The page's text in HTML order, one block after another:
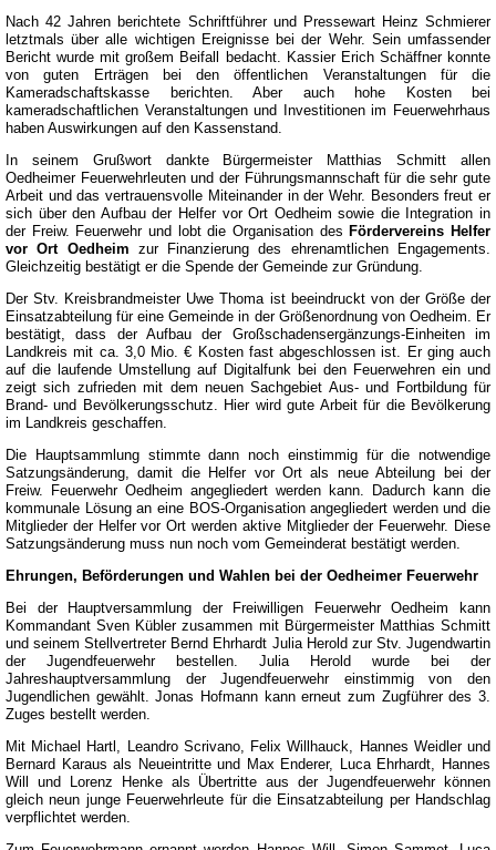
Nach 42 Jahren berichtete Schriftführer und Pressewart Heinz Schmierer
letztmals über alle wichtigen Ereignisse bei der Wehr. Sein umfassender
Bericht wurde mit großem Beifall bedacht. Kassier Erich Schäffner konnte
von guten Erträgen bei den öffentlichen Veranstaltungen für die
Kameradschaftskasse berichten. Aber auch hohe Kosten bei
kameradschaftlichen Veranstaltungen und Investitionen im Feuerwehrhaus
haben Auswirkungen auf den Kassenstand.
In seinem Grußwort dankte Bürgermeister Matthias Schmitt allen
Oedheimer Feuerwehrleuten und der Führungsmannschaft für die sehr gute
Arbeit und das vertrauensvolle Miteinander in der Wehr. Besonders freut er
sich über den Aufbau der Helfer vor Ort Oedheim sowie die Integration in
der Freiw. Feuerwehr und lobt die Organisation desFördervereins Helfer
vor Ort Oedheim zur Finanzierung des ehrenamtlichen Engagements.
Gleichzeitig bestätigt er die Spende der Gemeinde zur Gründung.
Der Stv. Kreisbrandmeister Uwe Thoma ist beeindruckt von der Größe der
Einsatzabteilung für eine Gemeinde in der Größenordnung von Oedheim. Er
bestätigt, dass der Aufbau der Großschadensergänzungs-Einheiten im
Landkreis mit ca. 3,0 Mio. € Kosten fast abgeschlossen ist. Er ging auch
auf die laufende Umstellung auf Digitalfunk bei den Feuerwehren ein und
zeigt sich zufrieden mit dem neuen Sachgebiet Aus- und Fortbildung für
Brand- und Bevölkerungsschutz. Hier wird gute Arbeit für die Bevölkerung
im Landkreis geschaffen.
Die Hauptsammlung stimmte dann noch einstimmig für die notwendige
Satzungsänderung, damit die Helfer vor Ort als neue Abteilung bei der
Freiw. Feuerwehr Oedheim angegliedert werden kann. Dadurch kann die
kommunale Lösung an eine BOS-Organisation angegliedert werden und die
Mitglieder der Helfer vor Ort werden aktive Mitglieder der Feuerwehr. Diese
Satzungsänderung muss nun noch vom Gemeinderat bestätigt werden.
Ehrungen, Beförderungen und Wahlen bei der Oedheimer Feuerwehr
Bei der Hauptversammlung der Freiwilligen Feuerwehr Oedheim kann
Kommandant Sven Kübler zusammen mit Bürgermeister Matthias Schmitt
und seinem Stellvertreter Bernd Ehrhardt Julia Herold zur Stv. Jugendwartin
der Jugendfeuerwehr bestellen. Julia Herold wurde bei der
Jahreshauptversammlung der Jugendfeuerwehr einstimmig von den
Jugendlichen gewählt. Jonas Hofmann kann erneut zum Zugführer des 3.
Zuges bestellt werden.
Mit Michael Hartl, Leandro Scrivano, Felix Willhauck, Hannes Weidler und
Bernard Karaus als Neueintritte und Max Enderer, Luca Ehrhardt, Hannes
Will und Lorenz Henke als Übertritte aus der Jugendfeuerwehr können
gleich neun junge Feuerwehrleute für die Einsatzabteilung per Handschlag
verpflichtet werden.